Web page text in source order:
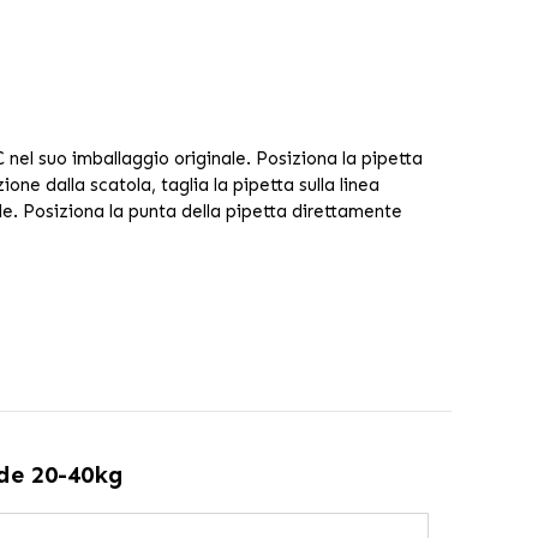
suo imballaggio originale. Posiziona la pipetta
dalla scatola, taglia la pipetta sulla linea
Posiziona la punta della pipetta direttamente
20-40kg